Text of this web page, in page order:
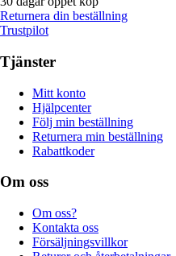
Returnera din beställning
Trustpilot
Tjänster
Mitt konto
Hjälpcenter
Följ min beställning
Returnera min beställning
Rabattkoder
Om oss
Om oss?
Kontakta oss
Försäljningsvillkor